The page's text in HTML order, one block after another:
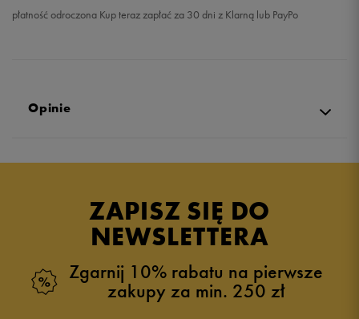
płatność odroczona Kup teraz zapłać za 30 dni z Klarną lub PayPo
Opinie
ZAPISZ SIĘ DO
NEWSLETTERA
Zgarnij 10% rabatu na pierwsze
zakupy za min. 250 zł